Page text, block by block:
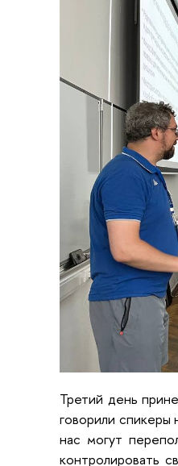
Третий день
говорили
нас могут
контролировать